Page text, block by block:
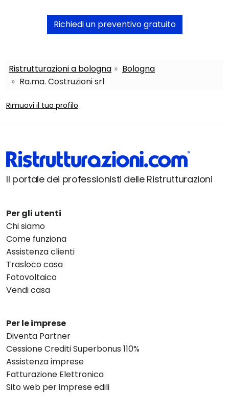
Richiedi un preventivo gratuito
Ristrutturazioni a bologna
Bologna
Ra.ma. Costruzioni srl
Rimuovi il tuo profilo
Il portale dei professionisti delle Ristrutturazioni
Per gli utenti
Chi siamo
Come funziona
Assistenza clienti
Trasloco casa
Fotovoltaico
Vendi casa
Per le imprese
Diventa Partner
Cessione Crediti Superbonus 110%
Assistenza imprese
Fatturazione Elettronica
Sito web per imprese edili